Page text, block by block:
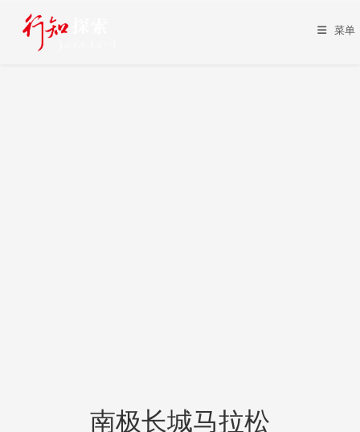
content
菜单
南极长城马拉松